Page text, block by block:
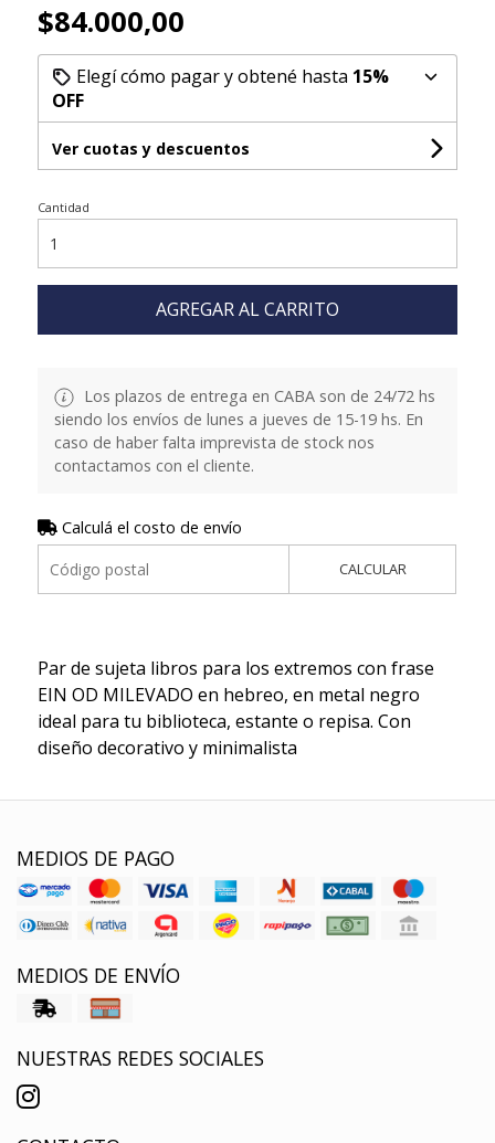
$84.000,00
Elegí cómo pagar y obtené hasta 15%
OFF
Ver cuotas y descuentos
Cantidad
AGREGAR AL CARRITO
Los plazos de entrega en CABA son de 24/72 hs
siendo los envíos de lunes a jueves de 15-19 hs. En
caso de haber falta imprevista de stock nos
contactamos con el cliente.
Calculá el costo de envío
CALCULAR
Par de sujeta libros para los extremos con frase
EIN OD MILEVADO en hebreo, en metal negro
ideal para tu biblioteca, estante o repisa. Con
diseño decorativo y minimalista
MEDIOS DE PAGO
MEDIOS DE ENVÍO
NUESTRAS REDES SOCIALES